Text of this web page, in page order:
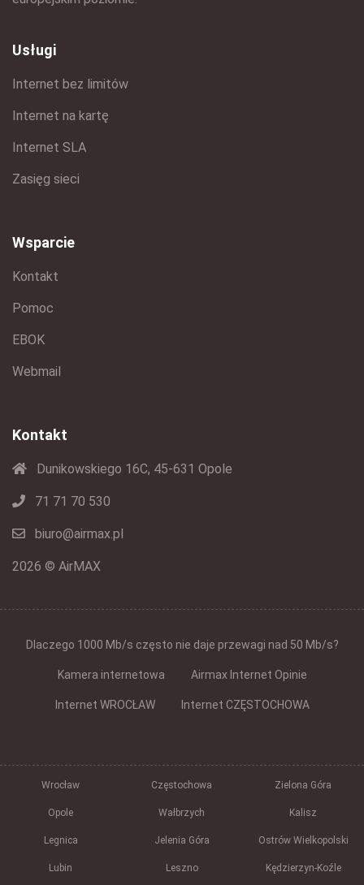
Usługi
Internet bez limitów
Internet na kartę
Internet SLA
Zasięg sieci
Wsparcie
Kontakt
Pomoc
EBOK
Webmail
Kontakt
Dunikowskiego 16C, 45-631 Opole
71 71 70 530
biuro@airmax.pl
2026 © AirMAX
Dlaczego 1000 Mb/s często nie daje przewagi nad 50 Mb/s?
Kamera internetowa Airmax Internet Opinie
Internet WROCŁAW Internet CZĘSTOCHOWA
Wrocław Częstochowa Zielona Góra
Opole Wałbrzych Kalisz
Legnica Jelenia Góra Ostrów Wielkopolski
Lubin Leszno Kędzierzyn-Koźle